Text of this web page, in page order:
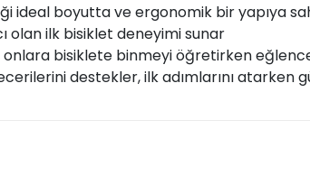
ideal boyutta ve ergonomik bir yapıya
olan ilk bisiklet deneyimi sunar
onlara bisiklete binmeyi öğretirken
destekler, ilk adımlarını atarken